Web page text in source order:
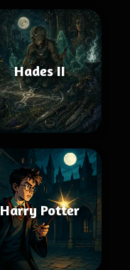
Hades II
Harry Potter